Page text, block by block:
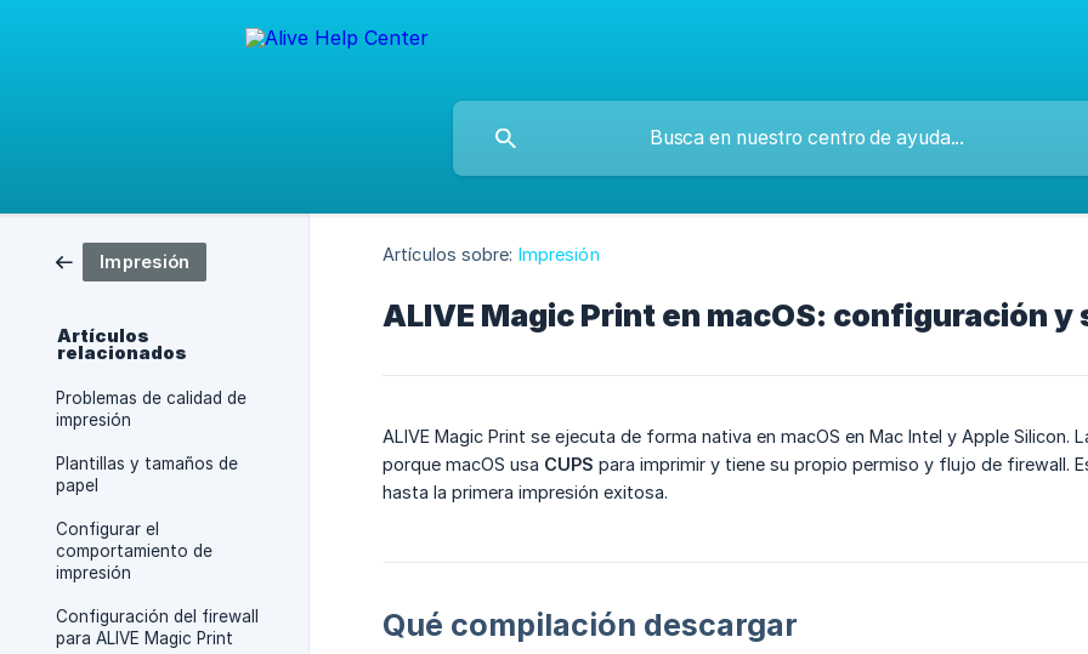
Impresión
Artículos
relacionados
Problemas de calidad de
impresión
Plantillas y tamaños de
papel
Configurar el
comportamiento de
impresión
Configuración del firewall
para ALIVE Magic Print
Artículos sobre: Impresión
ALIVE Magic Print en macOS: configuración
ALIVE Magic Print se ejecuta de forma nativa en macOS en Mac Intel y Apple
porque macOS usa CUPS para imprimir y tiene su propio permiso y flujo de firewall.
hasta la primera impresión exitosa.
Qué compilación descargar